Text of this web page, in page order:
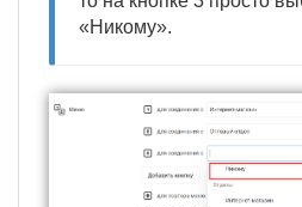
«Никому».